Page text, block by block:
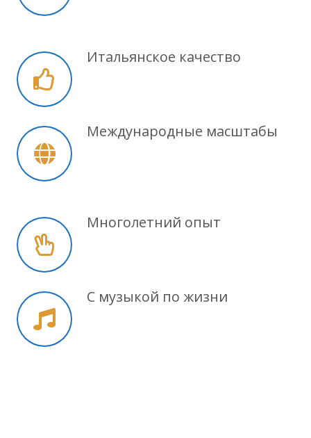
Итальянское качество
Международные масштабы
Многолетний опыт
С музыкой по жизни